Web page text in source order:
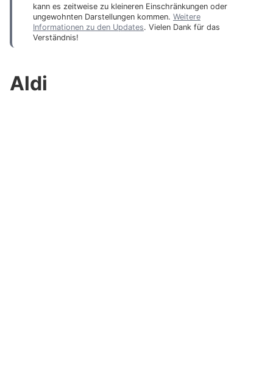
kann es zeitweise zu kleineren Einschränkungen oder
ungewohnten Darstellungen kommen. Weitere
Informationen zu den Updates. Vielen Dank für das
Verständnis!
Aldi